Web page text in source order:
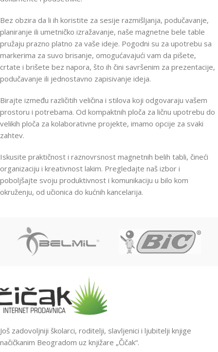
Bez obzira da li ih koristite za sesije razmišljanja, podučavanje,
planiranje ili umetničko izražavanje, naše magnetne bele table
pružaju prazno platno za vaše ideje. Pogodni su za upotrebu sa
markerima za suvo brisanje, omogućavajući vam da pišete,
crtate i brišete bez napora, što ih čini savršenim za prezentacije,
podučavanje ili jednostavno zapisivanje ideja.
Birajte između različitih veličina i stilova koji odgovaraju vašem
prostoru i potrebama. Od kompaktnih ploča za ličnu upotrebu do
velikih ploča za kolaborativne projekte, imamo opcije za svaki
zahtev.
Iskusite praktičnost i raznovrsnost magnetnih belih tabli, čineći
organizaciju i kreativnost lakim. Pregledajte naš izbor i
poboljšajte svoju produktivnost i komunikaciju u bilo kom
okruženju, od učionica do kućnih kancelarija.
Još zadovoljniji školarci, roditelji, slavljenici i ljubitelji knjige
načičkanim Beogradom uz knjižare „Čičak“.